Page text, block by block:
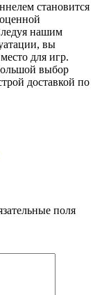
становится
нашим
вы
для игр.
выбор
доставкой по
поля